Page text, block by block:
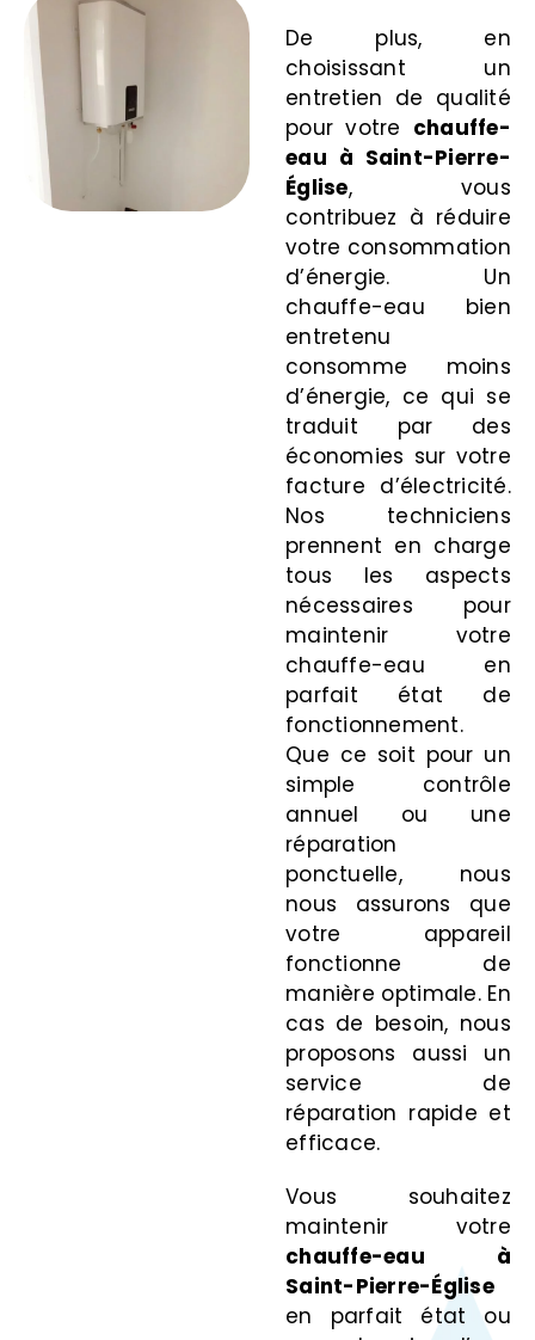
De plus, en
choisissant un
entretien de qualité
pour votre chauffe-
eau à Saint-Pierre-
Église, vous
contribuez à réduire
votre consommation
d’énergie. Un
chauffe-eau bien
entretenu
consomme moins
d’énergie, ce qui se
traduit par des
économies sur votre
facture d’électricité.
Nos techniciens
prennent en charge
tous les aspects
nécessaires pour
maintenir votre
chauffe-eau en
parfait état de
fonctionnement.
Que ce soit pour un
simple contrôle
annuel ou une
réparation
ponctuelle, nous
nous assurons que
votre appareil
fonctionne de
manière optimale. En
cas de besoin, nous
proposons aussi un
service de
réparation rapide et
efficace.
Vous souhaitez
maintenir votre
chauffe-eau à
Saint-Pierre-Église
en parfait état ou